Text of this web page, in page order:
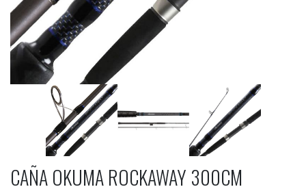
CAÑA OKUMA ROCKAWAY 300CM